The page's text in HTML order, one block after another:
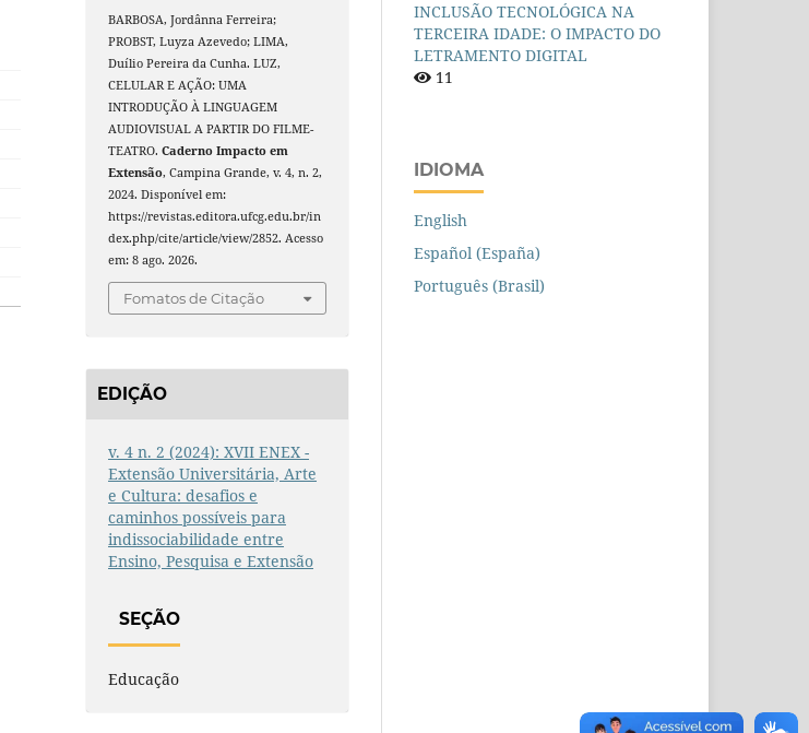
BARBOSA, Jordânna Ferreira;
PROBST, Luyza Azevedo; LIMA,
Duílio Pereira da Cunha. LUZ,
CELULAR E AÇÃO: UMA
INTRODUÇÃO À LINGUAGEM
AUDIOVISUAL A PARTIR DO FILME-
TEATRO.Caderno Impacto em
Extensão, Campina Grande, v. 4, n. 2,
2024. Disponível em:
https://revistas.editora.ufcg.edu.br/in
dex.php/cite/article/view/2852. Acesso
em: 8 ago. 2026.
Fomatos de Citação
EDIÇÃO
v. 4 n. 2 (2024): XVII ENEX -
Extensão Universitária, Arte
e Cultura: desafios e
caminhos possíveis para
indissociabilidade entre
Ensino, Pesquisa e Extensão
SEÇÃO
Educação
INCLUSÃO TECNOLÓGICA NA
TERCEIRA IDADE: O IMPACTO DO
LETRAMENTO DIGITAL
11
IDIOMA
English
Español (España)
Português (Brasil)